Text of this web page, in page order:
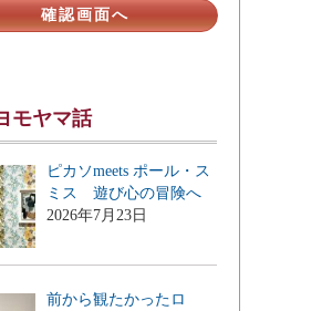
モヤマ話
ピカソmeets ポール・ス
ミス 遊び心の冒険へ
2026年7月23日
前から観たかったロ